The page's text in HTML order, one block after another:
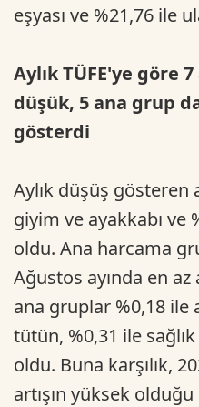
eşyası ve %21,76 ile
Aylık TÜFE'ye göre
düşük, 5 ana grup
gösterdi
Aylık düşüş gösteren
giyim ve ayakkabı ve
oldu. Ana harcama
Ağustos ayında en
ana gruplar %0,18 ile
tütün, %0,31 ile
oldu. Buna karşılık,
artışın yüksek